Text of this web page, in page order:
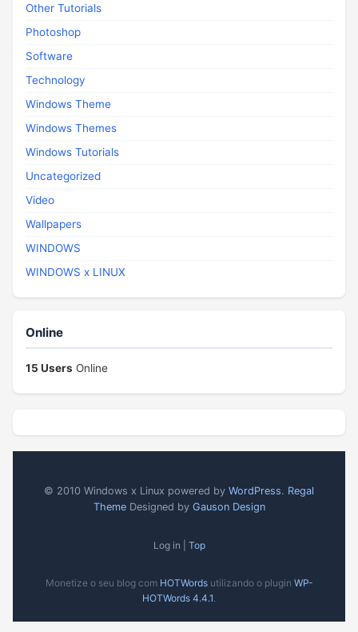
Other Tutorials
Photoshop
Software
Technology
Windows Theme
Windows Themes
Windows Tutorials
Uncategorized
Video
Wallpapers
WINDOWS
WINDOWS x LINUX
Online
15 Users Online
© 2010 Windows x Linux powered by WordPress. Regal
ThemeDesigned by Gauson Design
Log in | Top
Monetize o seu blog com HOTWordsutilizando o plugin WP-
HOTWords 4.4.1.